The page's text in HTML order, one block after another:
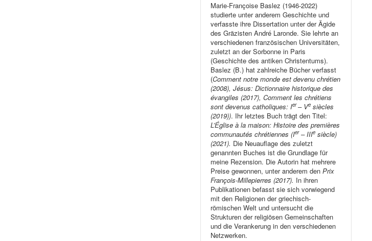
Marie-Françoise Baslez (1946-2022)
studierte unter anderem Geschichte und
verfasste ihre Dissertation unter der Ägide
des Gräzisten André Laronde. Sie lehrte an
verschiedenen französischen Universitäten,
zuletzt an der Sorbonne in Paris
(Geschichte des antiken Christentums).
Baslez (B.) hat zahlreiche Bücher verfasst
(Comment notre monde est devenu chrétien
(2008), Jésus: Dictionnaire historique des
évangiles (2017), Comment les chrétiens
sont devenus catholiques: Ier– Ve siècles
(2019)). Ihr letztes Buch trägt den Titel:
L’Église à la maison: Histoire des premières
communautés chrétiennes (Ier– IIIe siècle)
(2021). Die Neuauflage des zuletzt
genannten Buches ist die Grundlage für
meine Rezension. Die Autorin hat mehrere
Preise gewonnen, unter anderem denPrix
François-Millepierres (2017). In ihren
Publikationen befasst sie sich vorwiegend
mit den Religionen der griechisch-
römischen Welt und untersucht die
Strukturen der religiösen Gemeinschaften
und die Verankerung in den verschiedenen
Netzwerken.